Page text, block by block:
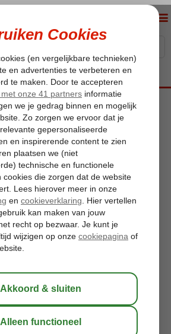
kun je het hele jaar door
op Tenerife. Een ander voordeel is dat het
je je niet hoeft te vervelen. Je kunt
op Tenerife bij het zwembad of op het
natuurliefhebbers zijn er leuke dingen om
auto en verken de verschillende mooie
op het eiland. Ook het Teide Nationaal
als je van natuur houdt. In dit park bevindt
Pico del Teide. Liever niet zelf rijden? Er
aangeboden.
op Tenerife
leuke plaatsen waar wij
De grotere en bekendste plaatsen zijn
Adeje en Los Christianos. Playa de las